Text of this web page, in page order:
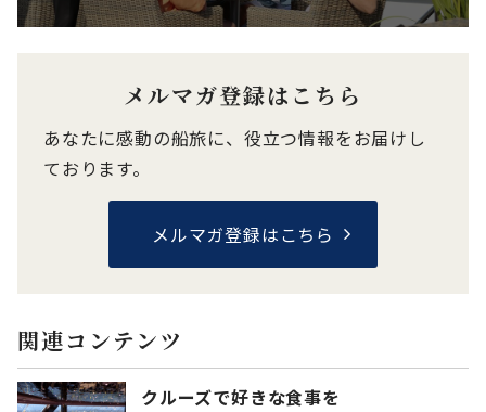
メルマガ登録はこちら
あなたに感動の船旅に、役立つ情報をお届けし
ております。
メルマガ登録はこちら
関連コンテンツ
クルーズで好きな食事を